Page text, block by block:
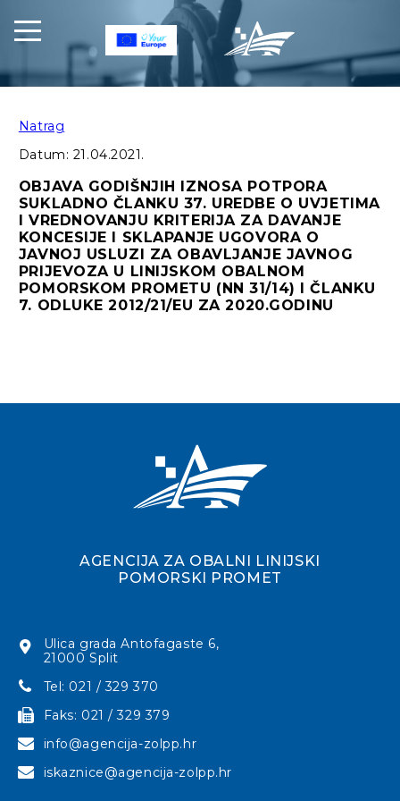
Natrag
Datum: 21.04.2021.
OBJAVA GODIŠNJIH IZNOSA POTPORA
SUKLADNO ČLANKU 37. UREDBE O UVJETIMA
I VREDNOVANJU KRITERIJA ZA DAVANJE
KONCESIJE I SKLAPANJE UGOVORA O
JAVNOJ USLUZI ZA OBAVLJANJE JAVNOG
PRIJEVOZA U LINIJSKOM OBALNOM
POMORSKOM PROMETU (NN 31/14) I ČLANKU
7. ODLUKE 2012/21/EU ZA 2020.GODINU
AGENCIJA ZA OBALNI LINIJSKI
POMORSKI PROMET
Ulica grada Antofagaste 6,
21000 Split
Tel: 021 / 329 370
Faks: 021 / 329 379
info@agencija-zolpp.hr
iskaznice@agencija-zolpp.hr